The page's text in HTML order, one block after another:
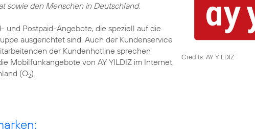
Credits: AY YILDIZ
sowie den Menschen in Deutschland.
und Postpaid-Angebote, die speziell auf die
ausgerichtet sind. Auch der Kundenservice
der Kundenhotline sprechen
Mobilfunkangebote von AY YILDIZ im Internet,
(O2).